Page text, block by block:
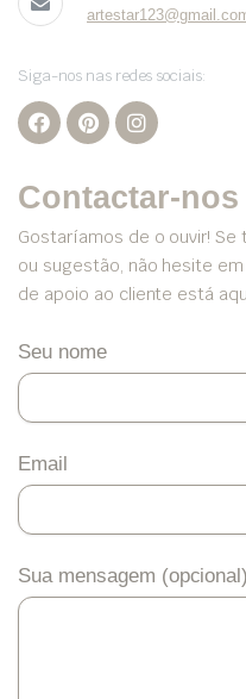
Siga-nos nas redes sociais:
Contactar-nos
Gostaríamos de o ouvir! Se
ou sugestão, não hesite
de apoio ao cliente está
Seu nome
Email
Sua mensagem (opcional)